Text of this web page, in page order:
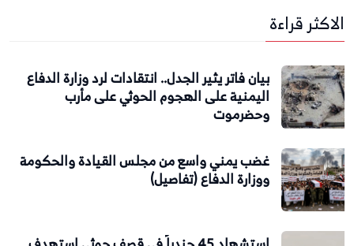
الاكثر قراءة
بيان فاتر يثير الجدل.. انتقادات لرد وزارة الدفاع
اليمنية على الهجوم الحوثي على مأرب
وحضرموت
غضب يمني واسع من مجلس القيادة والحكومة
ووزارة الدفاع (تفاصيل)